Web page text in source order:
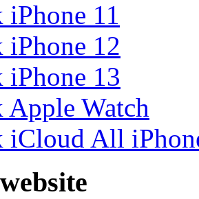
11
12
13
Watch
iCloud All